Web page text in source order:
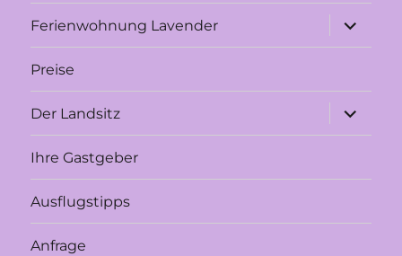
Ferienwohnung Lavender
anzeigen
Preise
Der Landsitz
anzeigen
Ihre Gastgeber
Ausflugstipps
Anfrage